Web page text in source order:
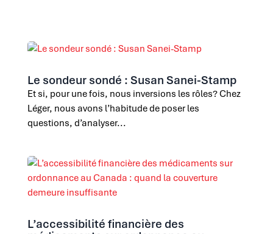
Le sondeur sondé : Susan Sanei-Stamp
Et si, pour une fois, nous inversions les rôles? Chez
Léger, nous avons l’habitude de poser les
questions, d’analyser...
L’accessibilité financière des